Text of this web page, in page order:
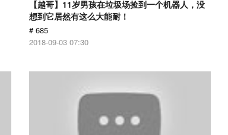
【越哥】11岁男孩在垃圾场捡到一个机器人，没
想到它居然有这么大能耐！
# 685
2018-09-03 07:30